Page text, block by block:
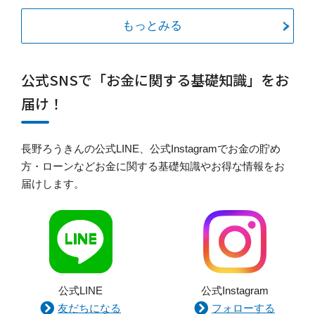
もっとみる
公式SNSで「お金に関する基礎知識」をお
届け！
長野ろうきんの公式LINE、公式Instagramでお金の貯め
方・ローンなどお金に関する基礎知識やお得な情報をお
届けします。
公式LINE
友だちになる
公式Instagram
フォローする